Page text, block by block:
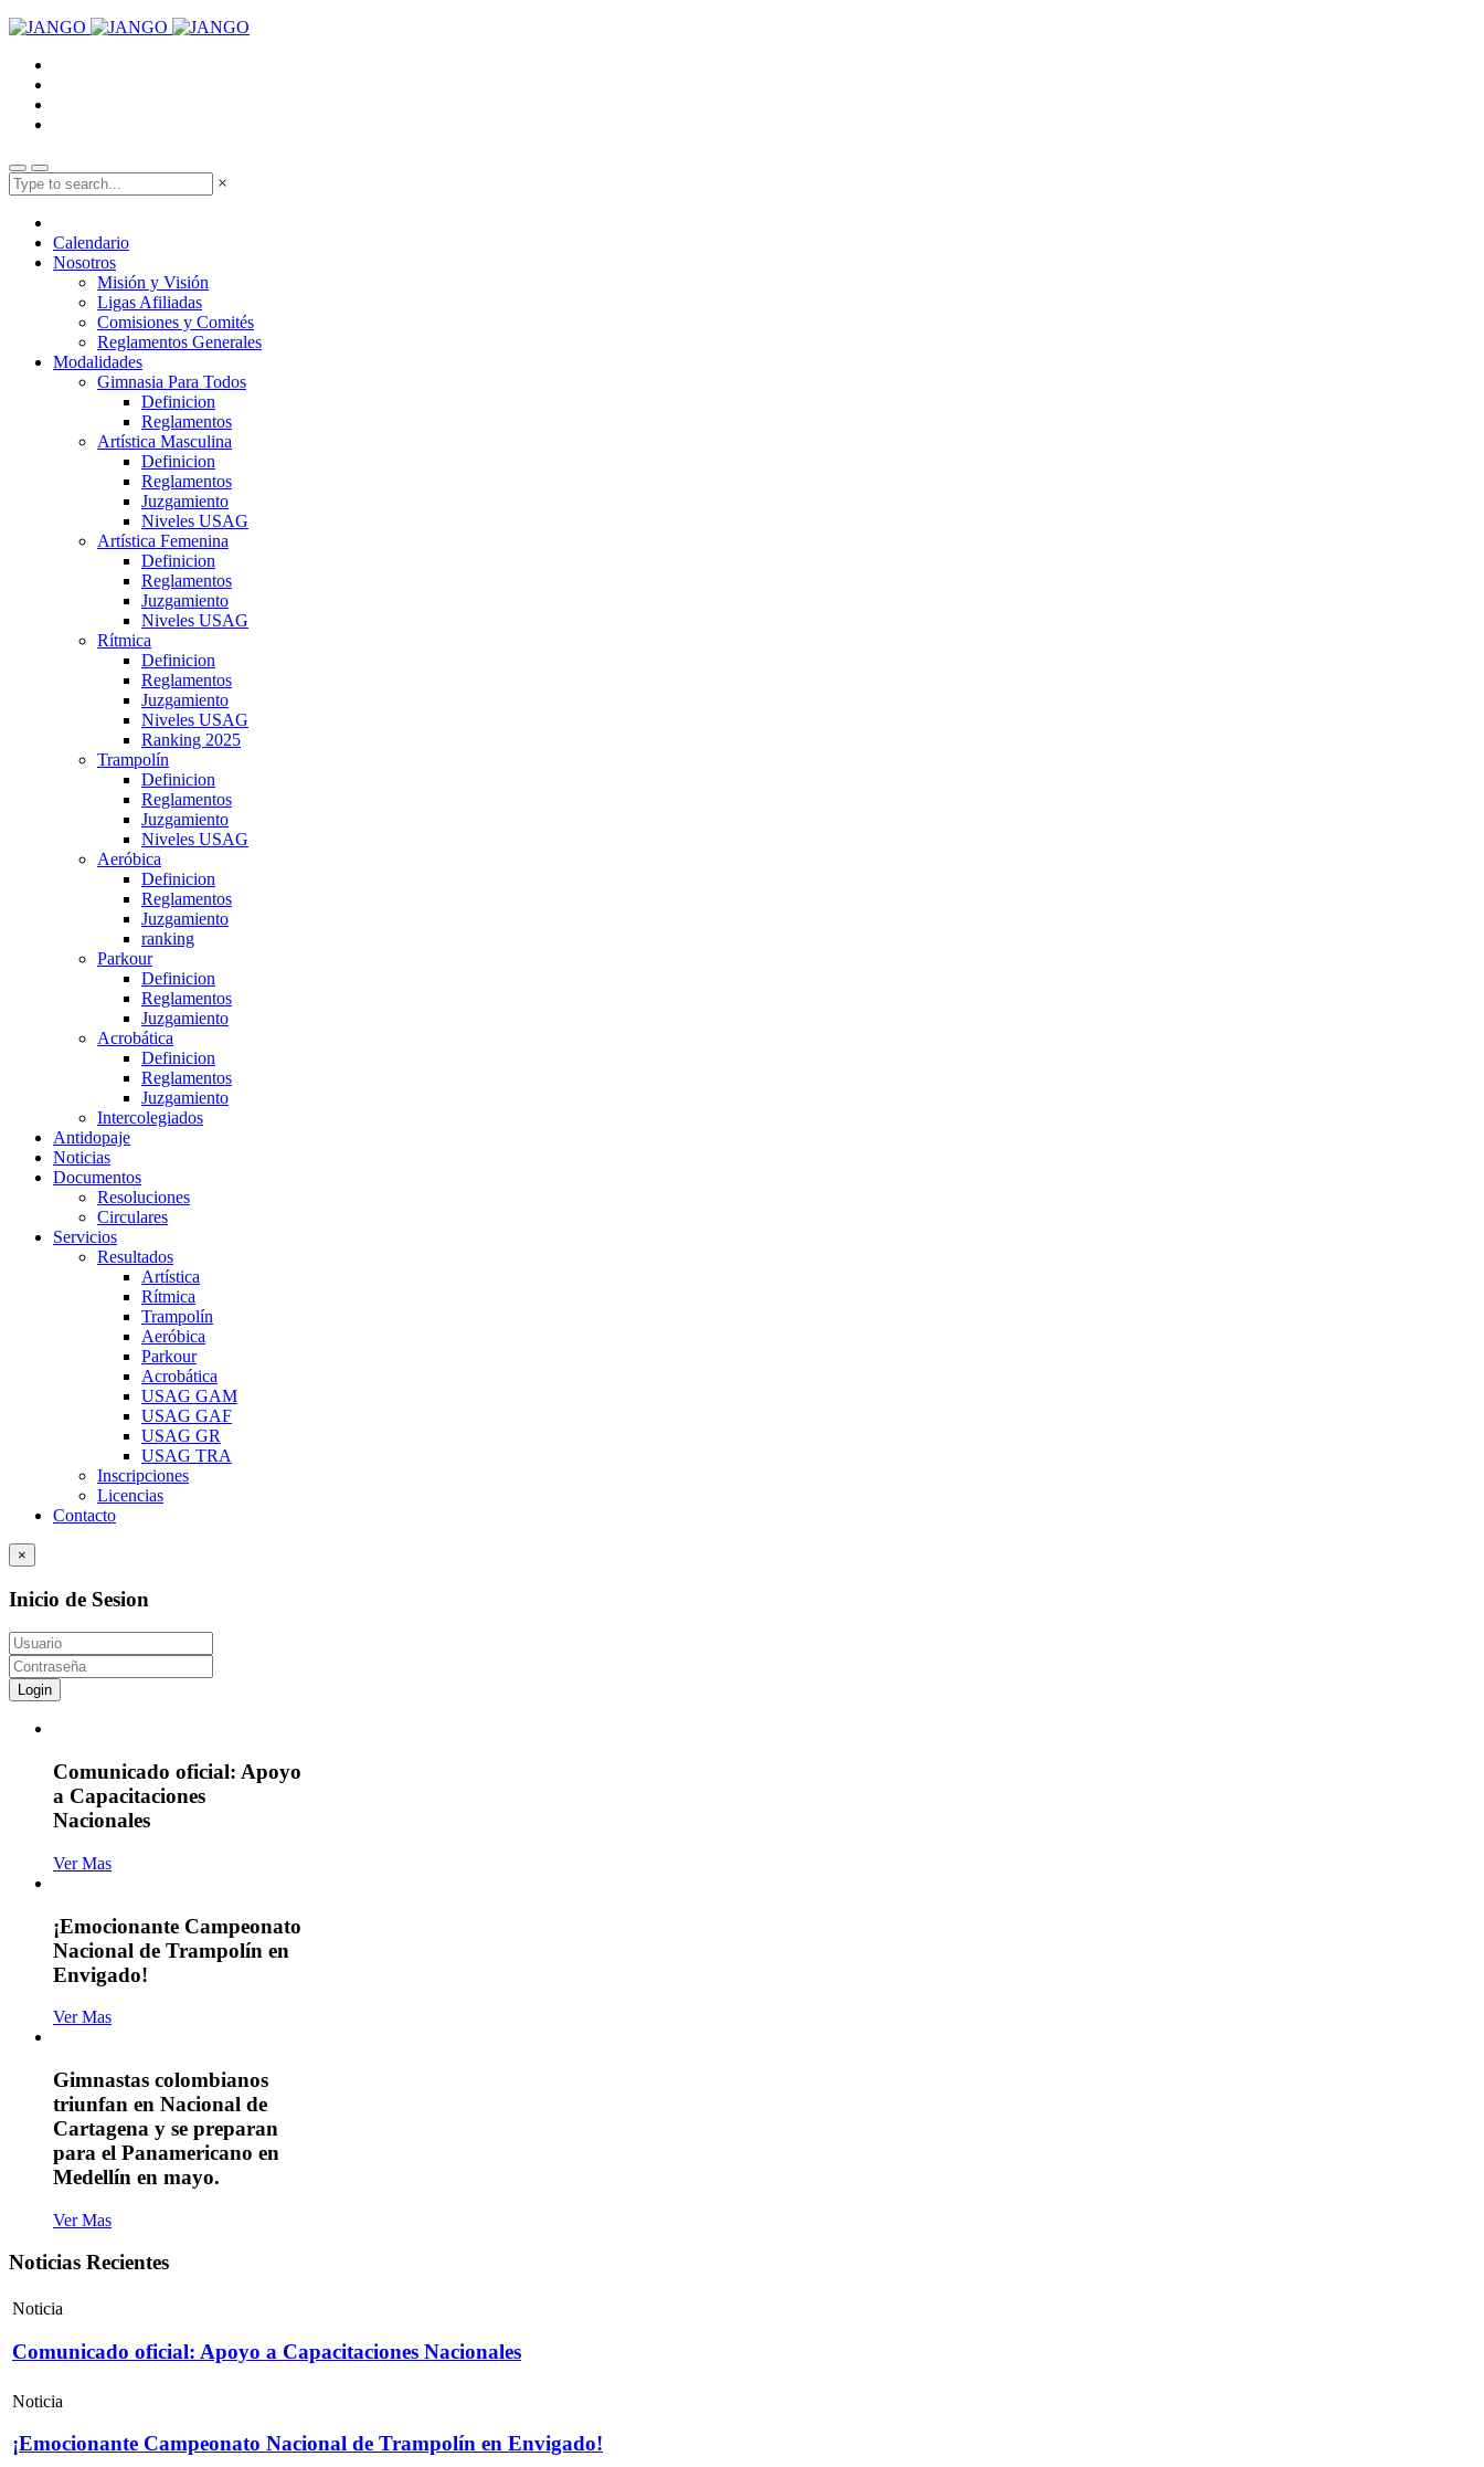
×
Calendario
Nosotros
Misión y Visión
Ligas Afiliadas
Comisiones y Comités
Reglamentos Generales
Modalidades
Gimnasia Para Todos
Definicion
Reglamentos
Artística Masculina
Definicion
Reglamentos
Juzgamiento
Niveles USAG
Artística Femenina
Definicion
Reglamentos
Juzgamiento
Niveles USAG
Rítmica
Definicion
Reglamentos
Juzgamiento
Niveles USAG
Ranking 2025
Trampolín
Definicion
Reglamentos
Juzgamiento
Niveles USAG
Aeróbica
Definicion
Reglamentos
Juzgamiento
ranking
Parkour
Definicion
Reglamentos
Juzgamiento
Acrobática
Definicion
Reglamentos
Juzgamiento
Intercolegiados
Antidopaje
Noticias
Documentos
Resoluciones
Circulares
Servicios
Resultados
Artística
Rítmica
Trampolín
Aeróbica
Parkour
Acrobática
USAG GAM
USAG GAF
USAG GR
USAG TRA
Inscripciones
Licencias
Contacto
×
Inicio de Sesion
Login
Comunicado oficial: Apoyo
a Capacitaciones
Nacionales
Ver Mas
¡Emocionante Campeonato
Nacional de Trampolín en
Envigado!
Ver Mas
Gimnastas colombianos
triunfan en Nacional de
Cartagena y se preparan
para el Panamericano en
Medellín en mayo.
Ver Mas
Noticias Recientes
Noticia
Comunicado oficial: Apoyo a Capacitaciones Nacionales
Noticia
¡Emocionante Campeonato Nacional de Trampolín en Envigado!